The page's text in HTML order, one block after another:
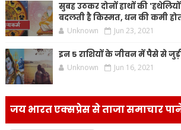
सुबह उठकर दोनों हाथों की
बदलती है किस्मत, धन की कमी
Unknown Jun 23, 2021
इन 5 राशियों के जीवन में पैसे से
Unknown Jun 16, 2021
जय भारत एक्सप्रेस से ताजा समाचार